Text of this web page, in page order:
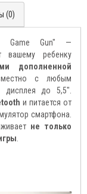
(0)
Game Gun" —
вашему ребенку
дополненной
с любым
дисплея до 5,5".
и питается от
смартфона.
не только